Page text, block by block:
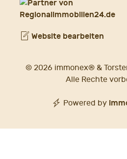
Website bearbeiten
© 2026 immonex® &
Alle Rechte
Powered by